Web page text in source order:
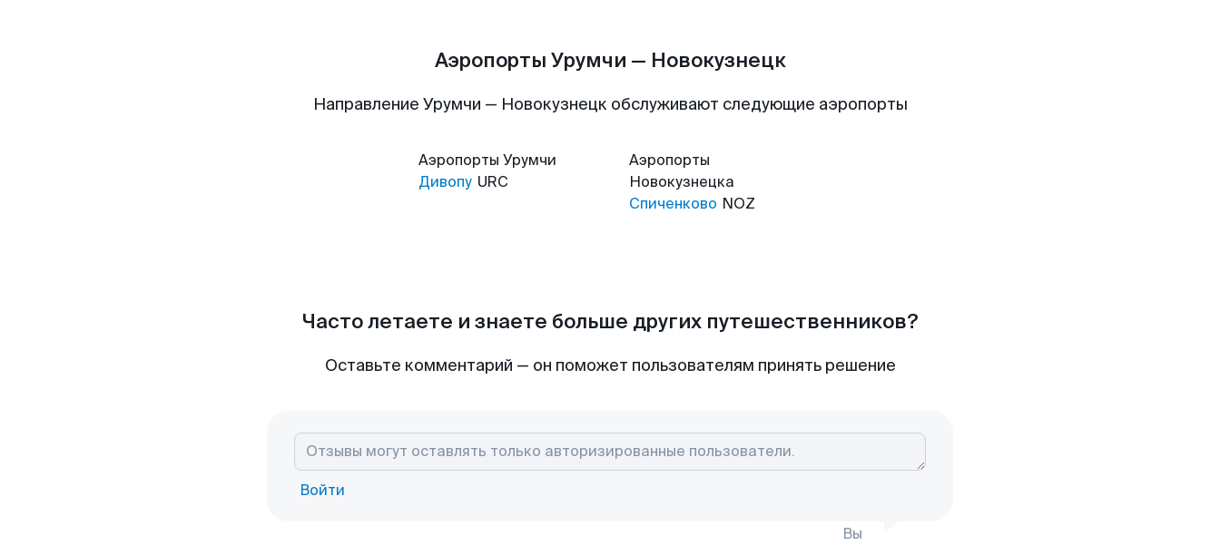
Аэропорты Урумчи — Новокузнецк
Направление Урумчи — Новокузнецк обслуживают следующие аэропорты
Аэропорты Урумчи
Дивопу URC
Аэропорты
Новокузнецка
Спиченково NOZ
Часто летаете и знаете больше других путешественников?
Оставьте комментарий — он поможет пользователям принять решение
Войти
Вы